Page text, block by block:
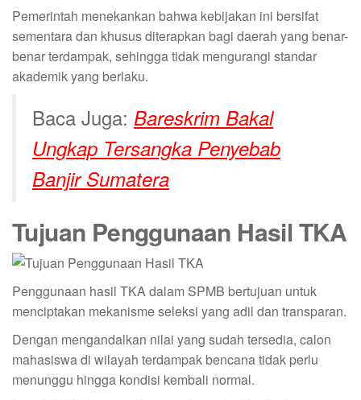
Pemerintah menekankan bahwa kebijakan ini bersifat
sementara dan khusus diterapkan bagi daerah yang benar-
benar terdampak, sehingga tidak mengurangi standar
akademik yang berlaku.
Baca Juga: Bareskrim Bakal
Ungkap Tersangka Penyebab
Banjir Sumatera
Tujuan Penggunaan Hasil TKA
Penggunaan hasil TKA dalam SPMB bertujuan untuk
menciptakan mekanisme seleksi yang adil dan transparan.
Dengan mengandalkan nilai yang sudah tersedia, calon
mahasiswa di wilayah terdampak bencana tidak perlu
menunggu hingga kondisi kembali normal.